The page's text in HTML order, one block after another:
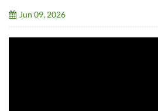
Jun 09, 2026